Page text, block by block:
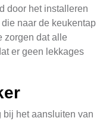
door het installeren
naar de keukentap
zorgen dat alle
er geen lekkages
het aansluiten van